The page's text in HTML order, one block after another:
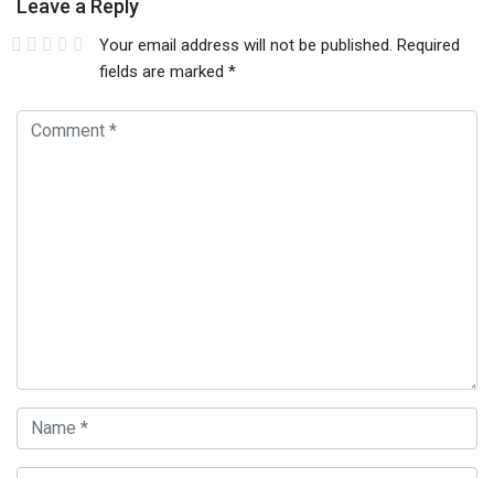
Leave a Reply
Your email address will not be published. Required
fields are marked *